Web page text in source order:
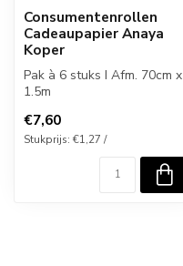
Consumentenrollen
Cadeaupapier Anaya
Koper
Pak à 6 stuks I Afm. 70cm x
1.5m
€7,60
Stukprijs: €1,27 /